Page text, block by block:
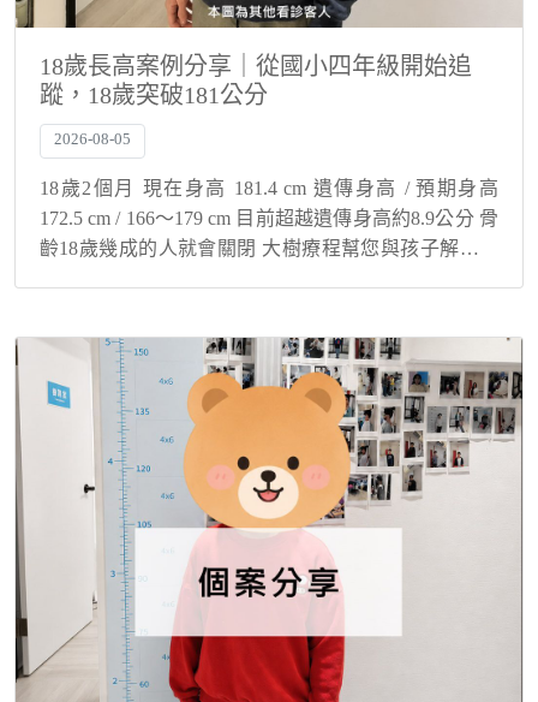
18歲長高案例分享｜從國小四年級開始追
蹤，18歲突破181公分
2026-08-05
18歲2個月 現在身高 181.4 cm 遺傳身高 / 預期身高
172.5 cm / 166～179 cm 目前超越遺傳身高約8.9公分 骨
齡18歲幾成的人就會關閉 大樹療程幫您與孩子解決身